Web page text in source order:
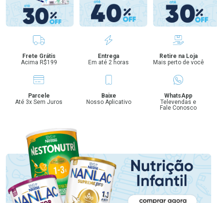
Benefícios
Frete Grátis
Acima R$199
Entrega
Em até 2 horas
Retire na Loja
Mais perto de você
Parcele
Até 3x Sem Juros
Baixe
Nosso Aplicativo
WhatsApp
Televendas e
Fale Conosco